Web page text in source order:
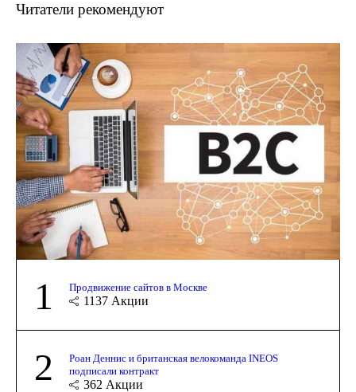
Читатели рекомендуют
1 Продвижение сайтов в Москве
1137 Акции
2
Роан Деннис и британская велокоманда INEOS
подписали контракт
362 Акции